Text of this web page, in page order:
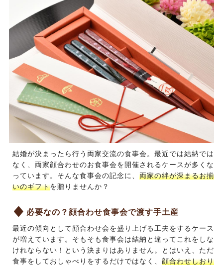
結婚が決まったら行う両家交流の食事会。最近では結納では
なく、両家顔合わせのお食事会を開催されるケースが多くな
っています。そんな食事会の記念に、 両家の絆が深まるお揃
いのギフトを贈りませんか？
必要なの？顔合わせ食事会で渡す手土産
最近の傾向として顔合わせ会を盛り上げる工夫をするケース
が増えています。そもそも食事会は結納と違ってこれをしな
けれならない！という決まりはありません。とはいえ、ただ
食事をしておしゃべりをするだけではなく、 顔合わせしおり